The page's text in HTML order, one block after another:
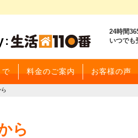
24時間
いつでも
で 料金のご案内 お客様の声
ら